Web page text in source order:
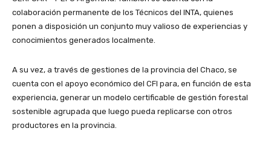
colaboración permanente de los Técnicos del INTA, quienes
ponen a disposición un conjunto muy valioso de experiencias y
conocimientos generados localmente.
A su vez, a través de gestiones de la provincia del Chaco, se
cuenta con el apoyo económico del CFI para, en función de esta
experiencia, generar un modelo certificable de gestión forestal
sostenible agrupada que luego pueda replicarse con otros
productores en la provincia.